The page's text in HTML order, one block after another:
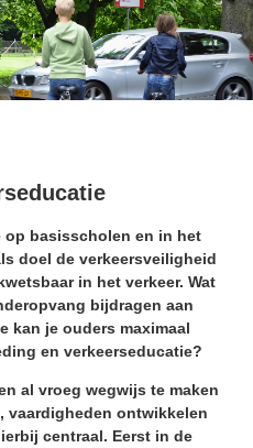
op basisscholen en in het
doel de verkeersveiligheid
in het verkeer. Wat
bijdragen aan
kan je ouders maximaal
en verkeerseducatie?
al vroeg wegwijs te maken
vaardigheden ontwikkelen
centraal. Eerst in de